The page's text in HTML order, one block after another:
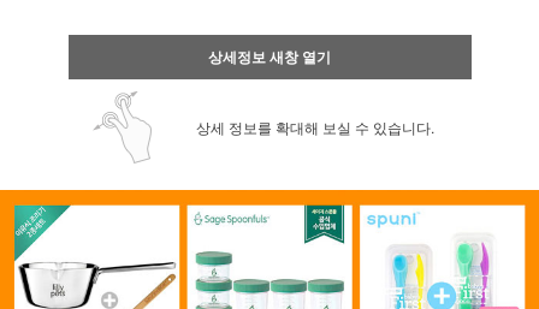
상세정보 새창 열기
상세 정보를 확대해 보실 수 있습니다.